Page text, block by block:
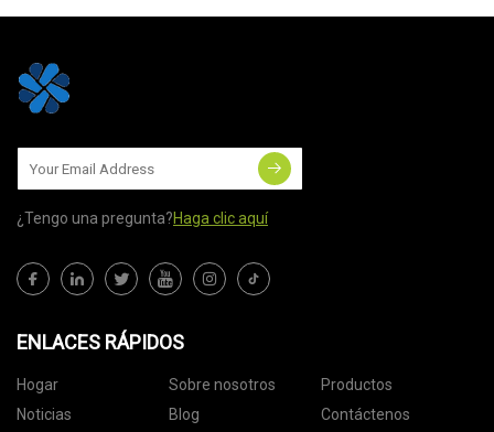
¿Tengo una pregunta?Haga clic aquí
ENLACES RÁPIDOS
Hogar Sobre nosotros
Productos
Noticias
Blog
Contáctenos